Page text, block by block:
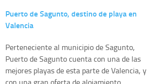
Puerto de Sagunto, destino de playa en
Valencia
Perteneciente al municipio de Sagunto,
Puerto de Sagunto cuenta con una de las
mejores playas de esta parte de Valencia, y